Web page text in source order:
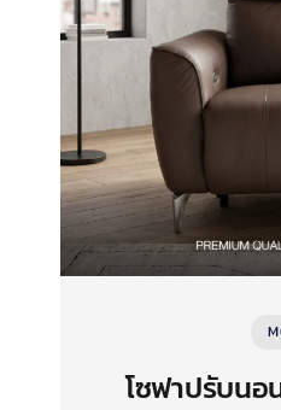
โซฟาปรับนอ